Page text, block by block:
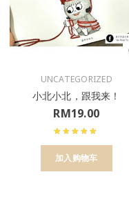
UNCATEGORIZED
小北小北，跟我来！
RM19.00
加入购物车